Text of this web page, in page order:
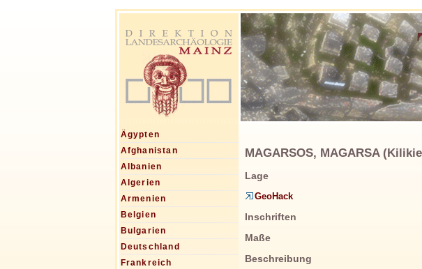
Ägypten
Afghanistan
Albanien
Algerien
Armenien
Belgien
Bulgarien
Deutschland
Frankreich
MAGARSOS, MAGARSA
Lage
GeoHack
Inschriften
Maße
Beschreibung